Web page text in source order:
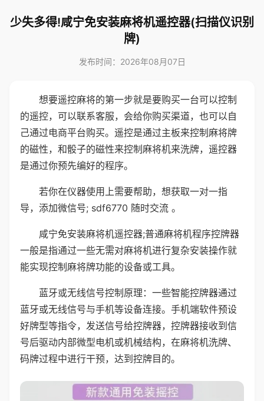
少失多得!咸宁免安装麻将机遥控器(扫描仪识别
牌)
发布时间：2026年08月07日
想要遥控麻将的第一步就是要购买一台可以控制
的遥控，可以联系客服，会给你购买渠道，也可以自
己通过电商平台购买。遥控是通过主板来控制麻将牌
的磁性，和骰子的磁性来控制麻将机来洗牌，遥控器
是通过你预先编好的程序。
若你在仪器使用上需要帮助，想获取一对一指
导，添加微信号; sdf6770 随时交流 。
咸宁免安装麻将机遥控器;普通麻将机程序控牌器
一般是指通过一些无需对麻将机进行复杂安装操作就
能实现控制麻将牌功能的设备或工具。
蓝牙或无线信号控制原理：一些智能控牌器通过
蓝牙或无线信号与手机等设备连接。手机端软件预设
好牌型等指令，发送信号给控牌器，控牌器接收到信
号后驱动内部微型电机或机械结构，在麻将机洗牌、
码牌过程中进行干预，达到控牌目的。